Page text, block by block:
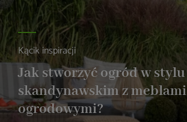
Kącik inspiracji
Jak stworzyć ogród w stylu
skandynawskim z meblami
ogrodowymi?